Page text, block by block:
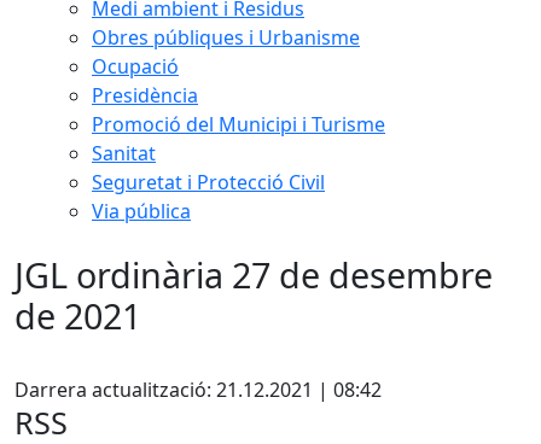
Medi ambient i Residus
Obres públiques i Urbanisme
Ocupació
Presidència
Promoció del Municipi i Turisme
Sanitat
Seguretat i Protecció Civil
Via pública
JGL ordinària 27 de desembre
de 2021
Darrera actualització: 21.12.2021 | 08:42
RSS